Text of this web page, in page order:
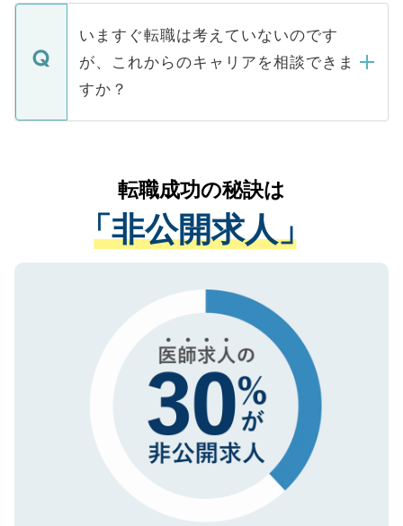
に、医療機関が求める条件に合った人材の
みを人材紹介会社に依頼するケースが増え
ています。
定を承諾する必要はありません。内定先へ
の辞退の連絡はキャリアパートナーが行い
個人情報が漏えいすることはありませんの
で、ご安心ください。当サイトからの登録
などで収集したご登録者様の個人情報は、
ご本人のキャリアアップおよび転職活動の
支援を目的に使用いたします。お預かりし
ているすべての個人データはご本人の許可
は、個人情報の取り扱いについての厳密な
管理基準を満たした事業者のみに付与され
る、プライバシーマークを取得済みです。
で、機密保持に関してもご安心ください。
いますぐ転職は考えていないのです
が、これからのキャリアを相談できま
すか？
かがいして、現在の医療機関の状況や紹介
経験をまじえながら、適切なアドバイスを
させていただきます。すぐにご転職をされ
ない方には、長期的なサポートが可能です
ので、まずはご登録ください。
転職成功の秘訣は
「非公開求人」